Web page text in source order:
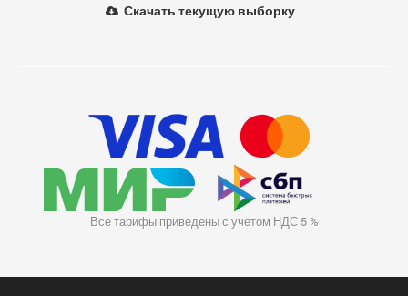
Скачать текущую выборку
Все тарифы приведены с учетом НДС 5 %